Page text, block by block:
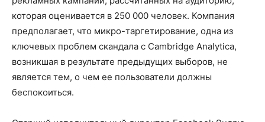
которая оценивается в 250 000 человек. Компания
предполагает, что микро-таргетирование, одна из
ключевых проблем скандала с Cambridge Analytica,
возникшая в результате предыдущих выборов, не
является тем, о чем ее пользователи должны
беспокоиться.